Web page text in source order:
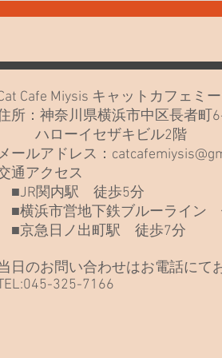
なさい
Cafe Miysis キャットカフェミ
所：神奈川県横浜市中区長者町
ハローイセザキビル2階
ールアドレス：
通アクセス
■JR関内駅 徒歩5分
■横浜市営地下鉄ブルーライン
■京急日ノ出町駅 徒歩7分
日のお問い合わせはお電話にて
325-7166